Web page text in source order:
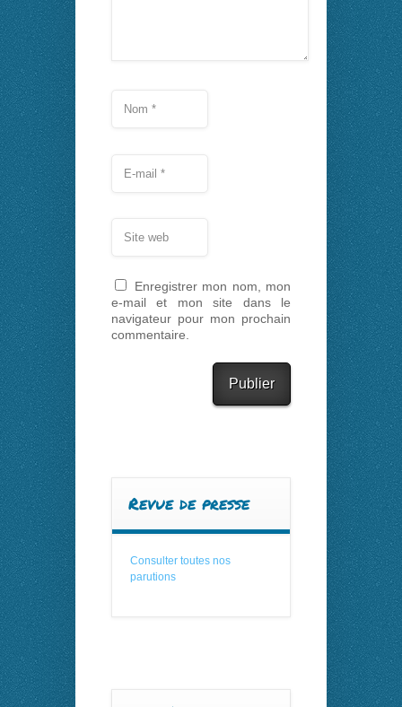
Enregistrer mon nom, mon
e-mail et mon site dans le
navigateur pour mon prochain
commentaire.
Revue de presse
Consulter toutes nos
parutions